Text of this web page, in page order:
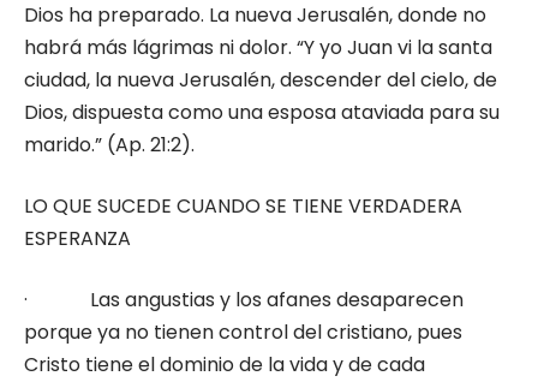
Dios ha preparado. La nueva Jerusalén, donde no
habrá más lágrimas ni dolor. “Y yo Juan vi la santa
ciudad, la nueva Jerusalén, descender del cielo, de
Dios, dispuesta como una esposa ataviada para su
marido.” (Ap. 21:2).
LO QUE SUCEDE CUANDO SE TIENE VERDADERA
ESPERANZA
· Las angustias y los afanes desaparecen
porque ya no tienen control del cristiano, pues
Cristo tiene el dominio de la vida y de cada